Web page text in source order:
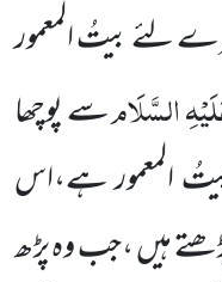
لئے بیتُ المعمور
السَّلَامسے پوچھا
المعمور ہے،اس
ہیں ،جب وہ پڑھ